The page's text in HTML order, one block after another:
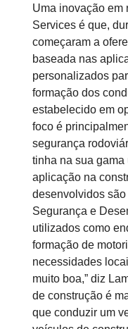
Uma inovação em
Services é que,
começaram a
baseada nas
personalizados
formação dos
estabelecido em
foco é
segurança
tinha na sua gama
aplicação na
desenvolvidos
Segurança e
utilizados como
formação de
necessidades
muito boa,” diz
de construção é
que conduzir um